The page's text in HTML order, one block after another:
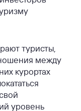
туристы,
между
курортах
уровень